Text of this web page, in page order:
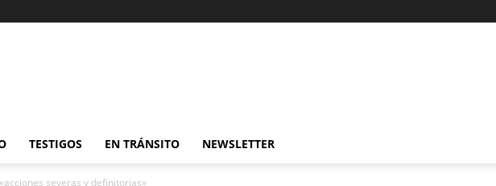
TESTIGOS EN TRÁNSITO NEWSLETTER
severas y definitorias»